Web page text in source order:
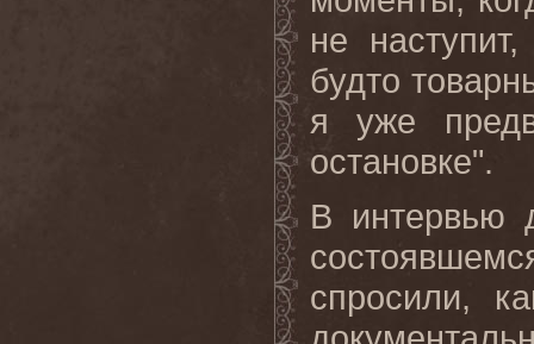
не
будто
я уже
остановке".
В интервью
спросили,